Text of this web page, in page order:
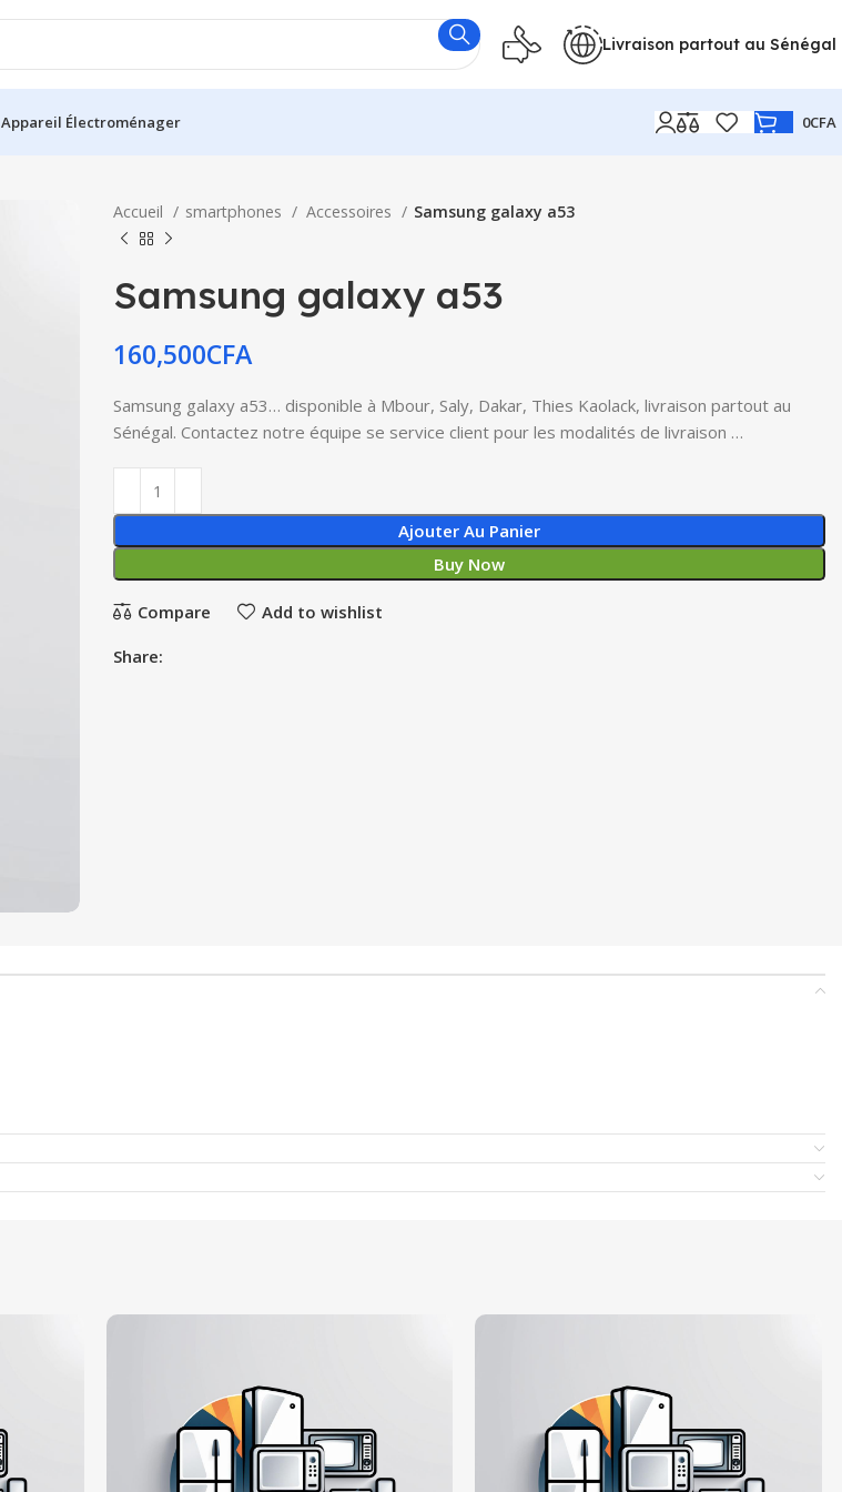
Livraison partout au Sénégal
Appareil Électroménager 0CFA
Accueil smartphones Accessoires Samsung galaxy a53
Samsung galaxy a53
160,500CFA
Samsung galaxy a53… disponible à Mbour, Saly, Dakar, Thies Kaolack, livraison partout au
Sénégal. Contactez notre équipe se service client pour les modalités de livraison …
Ajouter Au Panier
Buy Now
Compare Add to wishlist
Share: